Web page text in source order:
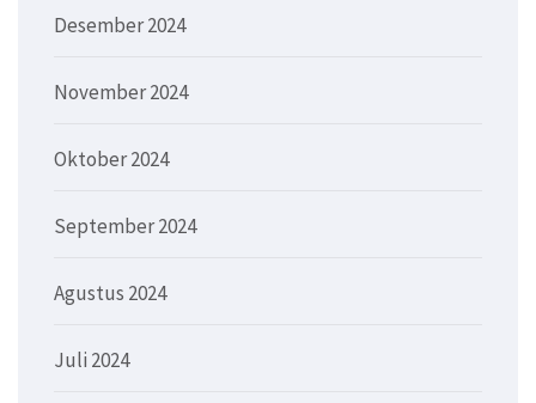
Desember 2024
November 2024
Oktober 2024
September 2024
Agustus 2024
Juli 2024